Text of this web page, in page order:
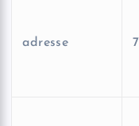
adresse 7